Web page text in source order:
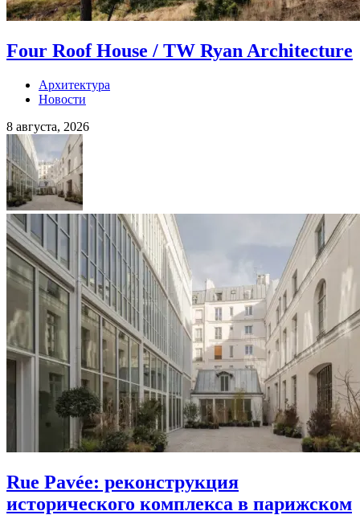
Four Roof House / TW Ryan Architecture
Архитектура
Новости
8 августа, 2026
Rue Pavée: реконструкция
исторического комплекса в парижском